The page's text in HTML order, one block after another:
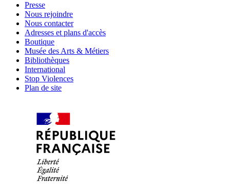
Presse
Nous rejoindre
Nous contacter
Adresses et plans d'accès
Boutique
Musée des Arts & Métiers
Bibliothèques
International
Stop Violences
Plan de site